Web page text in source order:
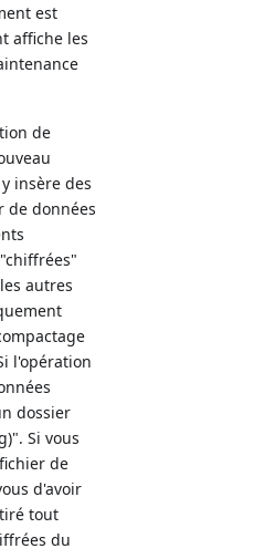
est
affiche les
de
insère des
de données
autres
l'opération
dossier
Si vous
de
d'avoir
tout
du